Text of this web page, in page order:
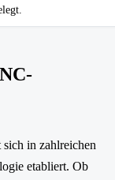
in zahlreichen
etabliert. Ob